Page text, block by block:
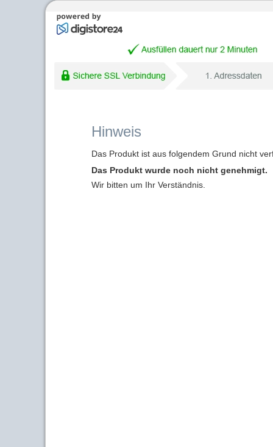
Hinweis
Das Produkt ist aus folgendem Grund nicht
Das Produkt wurde noch nicht genehmigt.
Wir bitten um Ihr Verständnis.